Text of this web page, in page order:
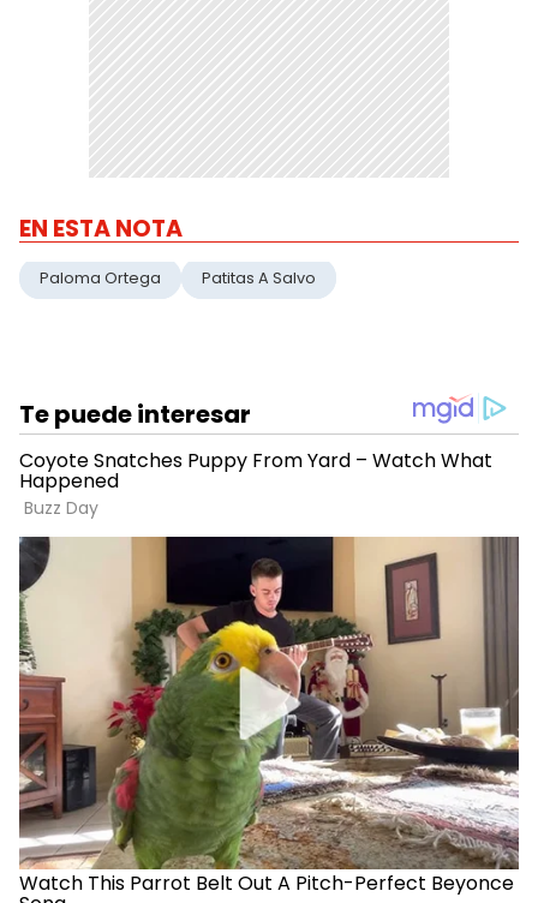
EN ESTA NOTA
Paloma Ortega Patitas A Salvo